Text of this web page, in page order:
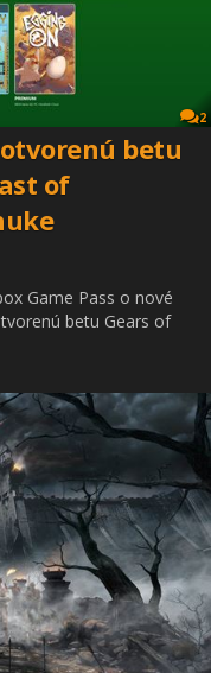
2
otvorenú betu
of
Game Pass o nové
betu Gears of